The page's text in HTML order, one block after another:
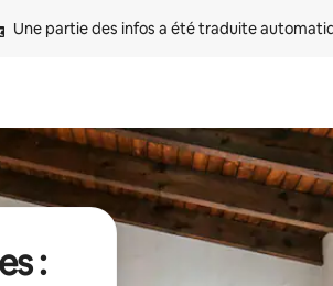
Une partie des infos a été traduite
: